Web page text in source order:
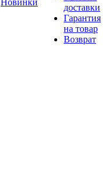
Новинки
доставки
Гарантия
на товар
Возврат